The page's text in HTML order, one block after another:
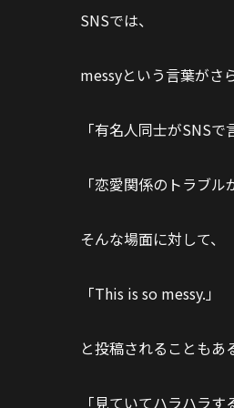
SNSでは、
messyという言葉がさ
「有名人同士がSNSで
「恋愛関係のトラブル
そんな場面に対して、
「This is so messy.」
と投稿されることもあ
「見ていてハラハラす